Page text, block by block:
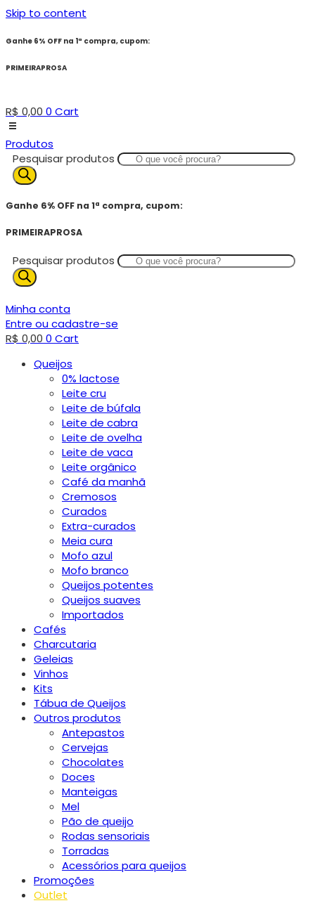
Skip to content
Ganhe 6% OFF na 1ª compra, cupom:
PRIMEIRAPROSA
R$ 0,00 0 Cart
Produtos
Pesquisar produtos
Ganhe 6% OFF na 1ª compra, cupom:
PRIMEIRAPROSA
Pesquisar produtos
Minha conta
Entre ou cadastre-se
R$ 0,00 0 Cart
Queijos
0% lactose
Leite cru
Leite de búfala
Leite de cabra
Leite de ovelha
Leite de vaca
Leite orgânico
Café da manhã
Cremosos
Curados
Extra-curados
Meia cura
Mofo azul
Mofo branco
Queijos potentes
Queijos suaves
Importados
Cafés
Charcutaria
Geleias
Vinhos
Kits
Tábua de Queijos
Outros produtos
Antepastos
Cervejas
Chocolates
Doces
Manteigas
Mel
Pão de queijo
Rodas sensoriais
Torradas
Acessórios para queijos
Promoções
Outlet